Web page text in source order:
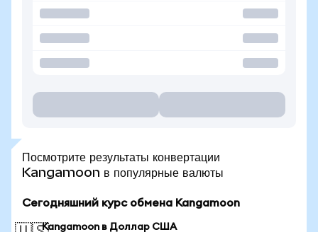
Посмотрите результаты конвертации
Kangamoon в популярные валюты
Сегодняшний курс обмена Kangamoon
Kangamoon в Доллар США